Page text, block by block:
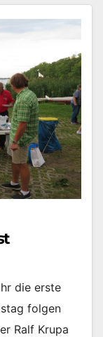
die erste
folgen
Ralf Krupa